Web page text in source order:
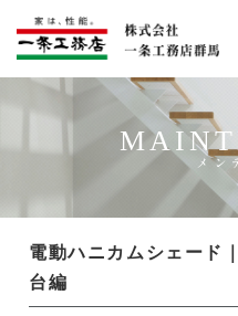
メン
電動ハニカムシェード
台編